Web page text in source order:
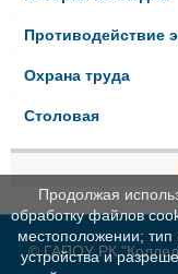
Противодействие
Охрана труда
Столовая
© ГАПОУ РК
Продолжая
обработку файлов
местоположении;
устройства и